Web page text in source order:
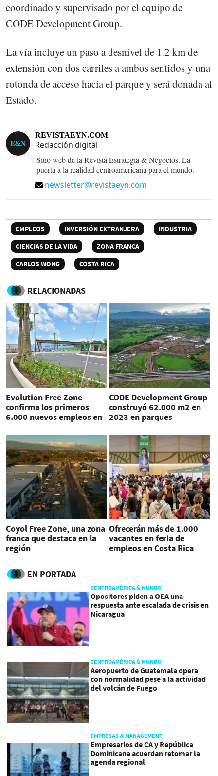
coordinado y supervisado por el equipo de
CODE Development Group.
La vía incluye un paso a desnivel de 1.2 km de
extensión con dos carriles a ambos sentidos y una
rotonda de acceso hacia el parque y será donada al
Estado.
REVISTAEYN.COM
Redacción digital
Sitio web de la Revista Estrategia & Negocios. La
puerta a la realidad centroamericana para el mundo.
newsletter@revistaeyn.com
EMPLEOS INVERSIÓN EXTRANJERA
INDUSTRIA
CIENCIAS DE LA VIDA
ZONA FRANCA
CARLOS WONG
COSTA RICA
RELACIONADAS
Evolution Free Zone
confirma los primeros
6.000 nuevos empleos en
CODE Development Group
construyó 62.000 m2 en
2023 en parques
Rica
Coyol Free Zone, una zona
franca que destaca en la
región
Ofrecerán más de 1.000
vacantes en feria de
empleos en Costa Rica
EN PORTADA
CENTROAMÉRICA & MUNDO
Opositores piden a OEA una
respuesta ante escalada de crisis en
Nicaragua
CENTROAMÉRICA & MUNDO
Aeropuerto de Guatemala opera
con normalidad pese a la actividad
del volcán de Fuego
EMPRESAS & MANAGEMENT
Empresarios de CA y República
Dominicana acuerdan retomar la
agenda regional